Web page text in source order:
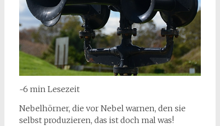
~6 min Lesezeit
Nebelhörner, die vor Nebel warnen, den sie
selbst produzieren, das ist doch mal was!